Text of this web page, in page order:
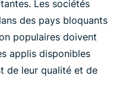
Les sociétés
des pays bloquants
populaires doivent
applis disponibles
de leur qualité et de